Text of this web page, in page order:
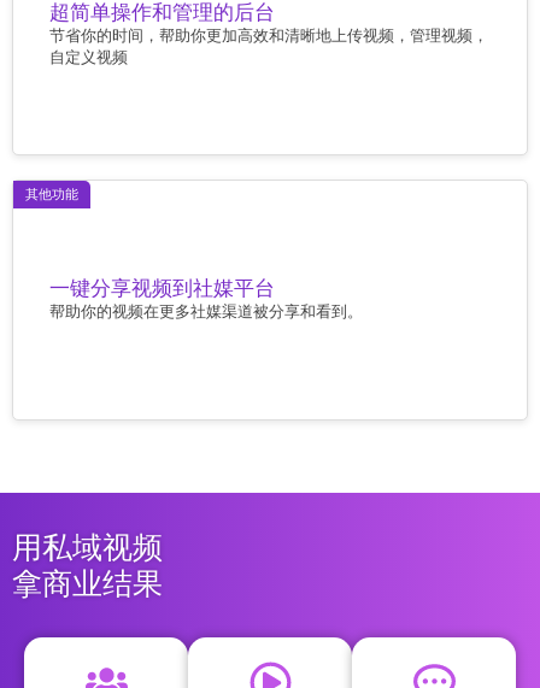
超简单操作和管理的后台
节省你的时间，帮助你更加高效和清晰地上传视频，管理视频，
自定义视频
一键分享视频到社媒平台
帮助你的视频在更多社媒渠道被分享和看到。
其他功能
用私域视频
拿商业结果